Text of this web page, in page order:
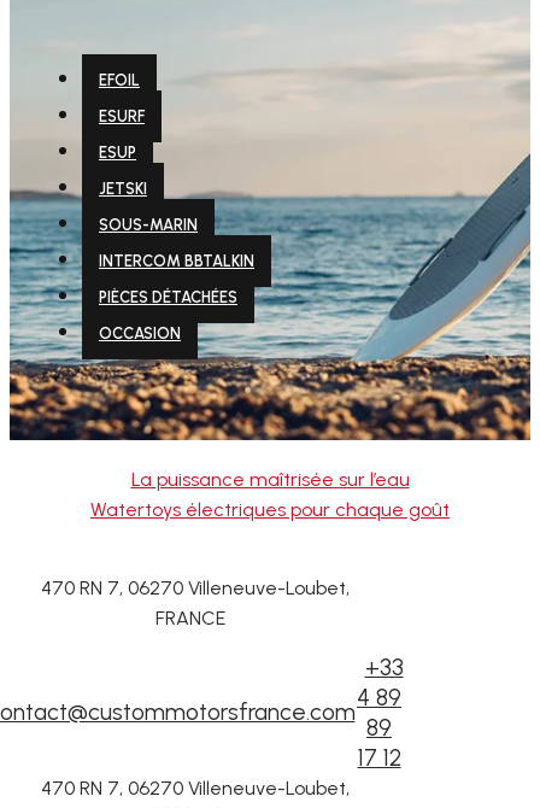
EFOIL
ESURF
ESUP
JETSKI
SOUS-MARIN
INTERCOM BBTALKIN
PIÈCES DÉTACHÉES
OCCASION
La puissance maîtrisée sur l’eau
Watertoys électriques pour chaque goût
470 RN 7, 06270 Villeneuve-Loubet,
FRANCE
+33
4 89
89
17 12
470 RN 7, 06270 Villeneuve-Loubet,